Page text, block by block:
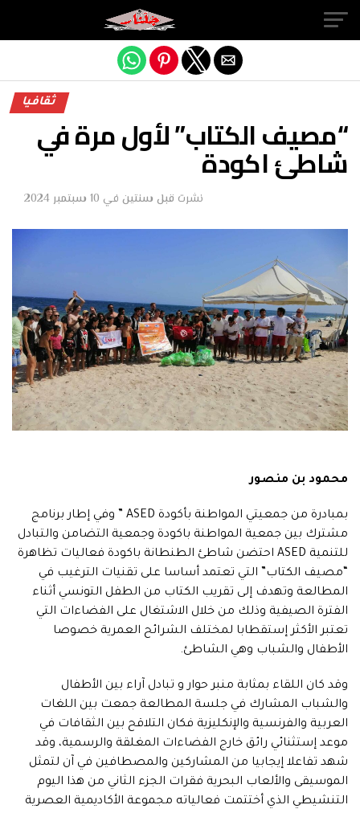
ثقافيا
“مصيف الكتاب” لأول مرة في
شاطئ اكودة
نشرت قبل سنتين في 10 سبتمبر 2024
محمود بن منصور
بمبادرة من جمعيتي المواطنة بأكودة ASED ” وفي إطار برنامج
مشترك بين جمعية المواطنة باكودة وجمعية التضامن والتبادل
للتنمية ASED احتضن شاطئ الطنطانة باكودة فعاليات تظاهرة
“مصيف الكتاب” التي تعتمد أساسا على تقنيات الترغيب في
المطالعة وتهدف إلى تقريب الكتاب من الطفل التونسي أثناء
الفترة الصيفية وذلك من خلال الاشتغال على الفضاءات التي
تعتبر الأكثر إستقطابا لمختلف الشرائح العمرية خصوصا
الأطفال والشباب وهي الشاطئ.
وقد كان اللقاء بمثابة منبر حوار و تبادل آراء بين الأطفال
والشباب المشارك في جلسة المطالعة جمعت بين اللغات
العربية والفرنسية والإنكليزية فكان التلاقح بين الثقافات في
موعد إستثنائي رائق خارج الفضاءات المغلقة والرسمية، وقد
شهد تفاعلا إيجابيا من المشاركين والمصطافين في آن لتمثل
الموسيقى والألعاب البحرية فقرات الجزء الثاني من هذا اليوم
التنشيطي الذي أختتمت فعالياته مجموعة الأكاديمية العصرية
Exit mobile version